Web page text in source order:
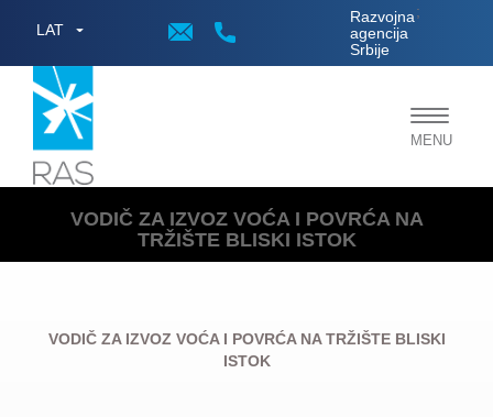
LAT
Razvojna
agencija
Srbije
;
Toggle
MENU
VODIČ ZA IZVOZ VOĆA I POVRĆA NA
TRŽIŠTE BLISKI ISTOK
VODIČ ZA IZVOZ VOĆA I POVRĆA NA TRŽIŠTE BLISKI
ISTOK